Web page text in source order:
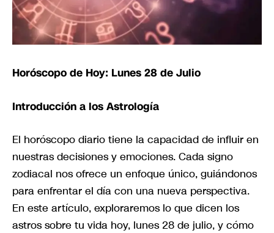
Horóscopo de Hoy: Lunes 28 de Julio
Introducción a los Astrología
El horóscopo diario tiene la capacidad de influir en
nuestras decisiones y emociones. Cada signo
zodiacal nos ofrece un enfoque único, guiándonos
para enfrentar el día con una nueva perspectiva.
En este artículo, exploraremos lo que dicen los
astros sobre tu vida hoy, lunes 28 de julio, y cómo